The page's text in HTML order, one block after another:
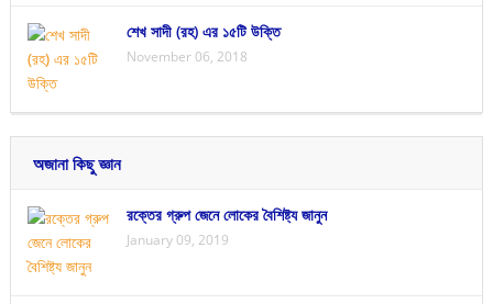
শেখ সাদী (রহ) এর ১৫টি উক্তি
November 06, 2018
অজানা কিছু জ্ঞান
রক্তের গ্রুপ জেনে লোকের বৈশিষ্ট্য জানুন
January 09, 2019